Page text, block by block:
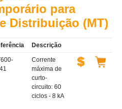
para
Distribuição (MT)
Descrição
Corrente
máxima de
curto-
circuito: 60
ciclos - 8 kA